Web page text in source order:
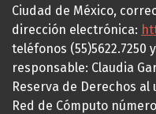
Ciudad de México,
dirección electrónica:
teléfonos (55)5622.7250
responsable: Claudia
Reserva de Derechos al
Red de Cómputo